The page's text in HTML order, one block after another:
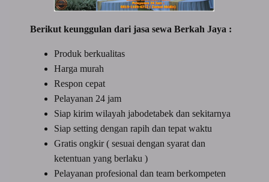
Berikut keunggulan dari jasa sewa Berkah Jaya :
Produk berkualitas
Harga murah
Respon cepat
Pelayanan 24 jam
Siap kirim wilayah jabodetabek dan sekitarnya
Siap setting dengan rapih dan tepat waktu
Gratis ongkir ( sesuai dengan syarat dan
ketentuan yang berlaku )
Pelayanan profesional dan team berkompeten